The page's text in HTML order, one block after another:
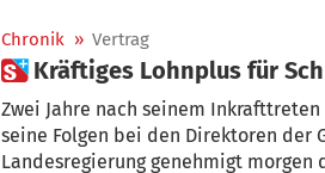
Chronik » Vertrag
 Kräftiges Lohnplus für
Zwei Jahre nach seinem
seine Folgen bei den Direktoren der Grund-, Mittel- und Oberschulen. Die
Landesregierung genehmigt